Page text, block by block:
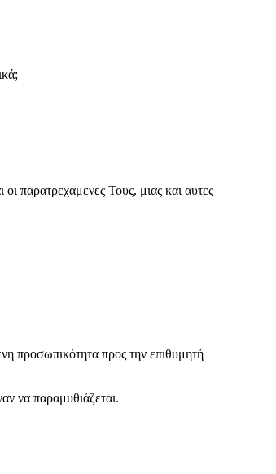
οι παρατρεχαμενες Τους, μιας και αυτες
προσωπικότητα προς την επιθυμητή
να παραμυθιάζεται.